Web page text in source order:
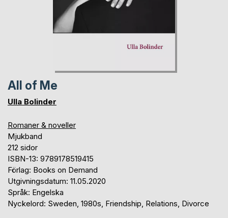
All of Me
Ulla Bolinder
Romaner & noveller
Mjukband
212 sidor
ISBN-13: 9789178519415
Förlag: Books on Demand
Utgivningsdatum: 11.05.2020
Språk: Engelska
Nyckelord: Sweden, 1980s, Friendship, Relations, Divorce